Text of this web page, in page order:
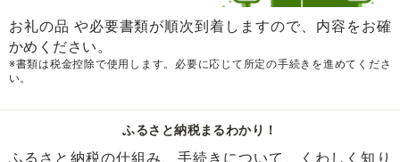
お礼の品 や必要書類が順次到着しますので、内容をお確
かめください。
※書類は税金控除で使用します。必要に応じて所定の手続きを進めてくださ
い。
ふるさと納税まるわかり！
ふるさと納税の仕組み、手続きについて、くわしく知り